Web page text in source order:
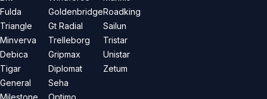
Fulda
Triangle
Minverva
Debica
Tigar
General
Goldenbridge
Gt Radial
Trelleborg
Gripmax
Diplomat
Seha
Roadking
Sailun
Tristar
Unistar
Zetum